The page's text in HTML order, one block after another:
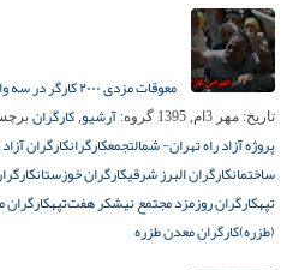
معوقات مزدی ۲۰۰۰ کارگر در سه واحد اقتصادی و تجمع اعتراضی
تاریخ: مهر 3ام, 1395 گروه: آرشیو, کارگران
پروژه آزاد راه تهران- شمالتجمعکارگرانکارگران
ساختمانکارگران البرز شرقیکارگران خوزستان
تپهکارگران روزمزد مجتمع نیشکر هفت‌تپه
(طزره)کارگران معدن طزره